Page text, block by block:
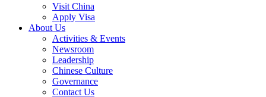
Visit China
Apply Visa
About Us
Activities & Events
Newsroom
Leadership
Chinese Culture
Governance
Contact Us